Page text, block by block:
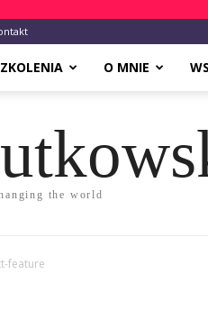
O MNIE
the world
feature